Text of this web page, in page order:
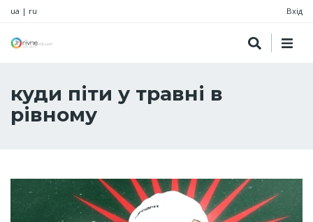
ua | ru Вхід
куди піти у травні в
рівному